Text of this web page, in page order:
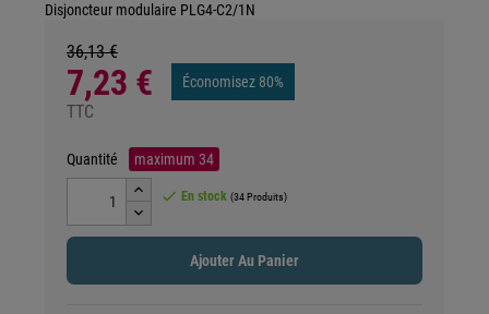
Disjoncteur modulaire PLG4-C2/1N
36,13 €
7,23 € Économisez 80%
TTC
Quantité maximum 34
 En stock (34 Produits)
Ajouter Au Panier